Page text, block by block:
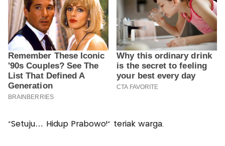
“Setuju… Hidup Prabowo!” teriak warga.